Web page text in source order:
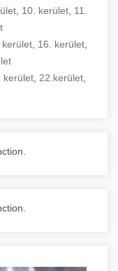
, 10. kerület, 11.
kerület 16. kerület
kerület 22.kerület